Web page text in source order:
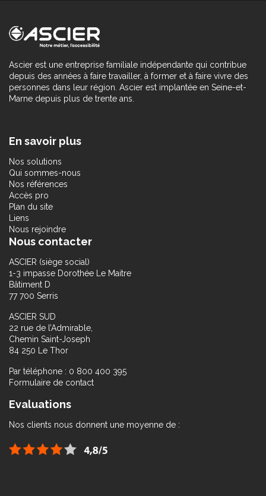
Ascier est une entreprise familiale indépendante qui contribue
depuis des années à faire travailler, à former et à faire vivre des
personnes dans leur région. Ascier est implantée en Seine-et-
Marne depuis plus de trente ans.
En savoir plus
Nos solutions
Qui sommes-nous
Nos références
Accès pro
Plan du site
Liens
Nous rejoindre
Nous contacter
ASCIER (siège social)
1-3 impasse Dorothée Le Maitre
Bâtiment D
77 700 Serris
ASCIER SUD
22 rue de l’Admirable,
Chemin Saint-Joseph
84 250 Le Thor
Par téléphone : 0 800 400 395
Formulaire de contact
Evaluations
Nos clients nous donnent une moyenne de :